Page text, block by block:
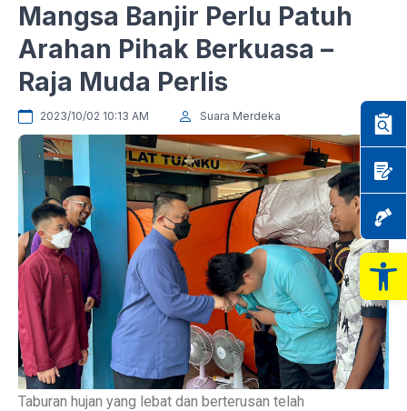
Mangsa Banjir Perlu Patuh
Arahan Pihak Berkuasa –
Raja Muda Perlis
2023/10/02 10:13 AM Suara Merdeka
Taburan hujan yang lebat dan berterusan telah